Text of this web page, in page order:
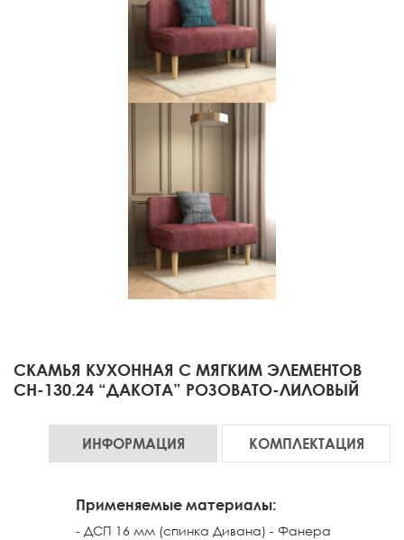
СКАМЬЯ КУХОННАЯ С МЯГКИМ ЭЛЕМЕНТОВ
СН-130.24 “ДАКОТА” РОЗОВАТО-ЛИЛОВЫЙ
ИНФОРМАЦИЯ КОМПЛЕКТАЦИЯ
Применяемые материалы:
- ДСП 16 мм (спинка Дивана) - Фанера